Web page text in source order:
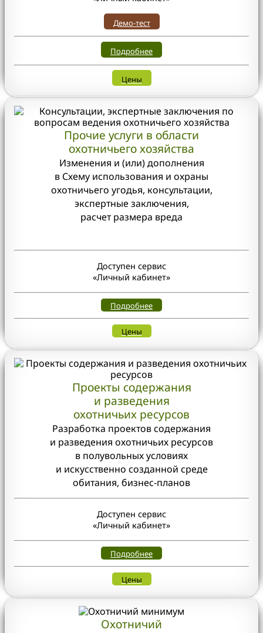
Демо-тест
Подробнее
Цены
Прочие услуги в области
охотничьего хозяйства
Изменения и (или) дополнения
в Схему использования и охраны
охотничьего угодья, консультации,
экспертные заключения,
расчет размера вреда
Доступен сервис
«Личный кабинет»
Подробнее
Цены
Проекты содержания
и разведения
охотничьих ресурсов
Разработка проектов содержания
и разведения охотничьих ресурсов
в полувольных условиях
и искусственно созданной среде
обитания, бизнес-планов
Доступен сервис
«Личный кабинет»
Подробнее
Цены
Охотничий